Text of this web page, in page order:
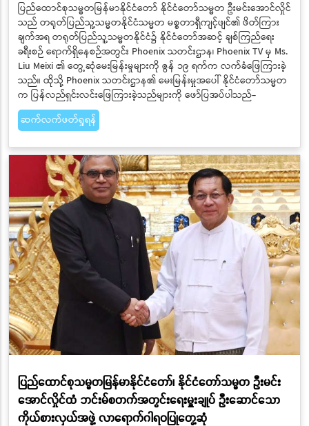
​​​​​​​ပြည်ထောင်စုသမ္မတမြန်မာနိုင်ငံတော် နိုင်ငံတော်သမ္မတ ဦးမင်းအောင်လှိုင်
သည် တရုတ်ပြည်သူ့သမ္မတနိုင်ငံသမ္မတ မစ္စတာရှီကျင့်ဖျင်၏ ဖိတ်ကြား
ချက်အရ တရုတ်ပြည်သူ့သမ္မတနိုင်ငံ၌ နိုင်ငံတော်အဆင့် ချစ်ကြည်ရေး
ခရီးစဉ် ရောက်ရှိနေစဉ်အတွင်း Phoenix သတင်းဌာန၊ Phoenix TV မှ Ms.
Liu Meixi ၏ တွေ့ဆုံမေးမြန်းမှုများကို ဇွန် ၁၉ ရက်က လက်ခံဖြေကြားခဲ့
သည်။ ထိုသို့ Phoenix သတင်းဌာန၏ မေးမြန်းမှုအပေါ် နိုင်ငံတော်သမ္မတ
က ပြန်လည်ရှင်းလင်းဖြေကြားခဲ့သည်များကို ဖော်ပြအပ်ပါသည်-
ဆက်လက်ဖတ်ရှုရန်
ပြည်ထောင်စုသမ္မတမြန်မာနိုင်ငံတော်၊ နိုင်ငံတော်သမ္မတ ဦးမင်း
အောင်လှိုင်ထံ ဘင်းမ်စတက်အတွင်းရေးမှူးချုပ် ဦးဆောင်သော
ကိုယ်စားလှယ်အဖွဲ့ လာရောက်ဂါရဝပြုတွေ့ဆုံ